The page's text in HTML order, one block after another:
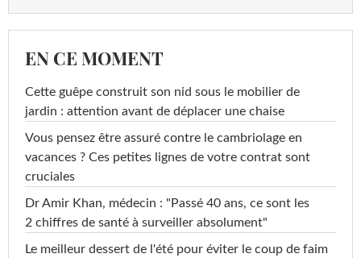
EN CE MOMENT
Cette guêpe construit son nid sous le mobilier de
jardin : attention avant de déplacer une chaise
Vous pensez être assuré contre le cambriolage en
vacances ? Ces petites lignes de votre contrat sont
cruciales
Dr Amir Khan, médecin : "Passé 40 ans, ce sont les
2 chiffres de santé à surveiller absolument"
Le meilleur dessert de l'été pour éviter le coup de faim